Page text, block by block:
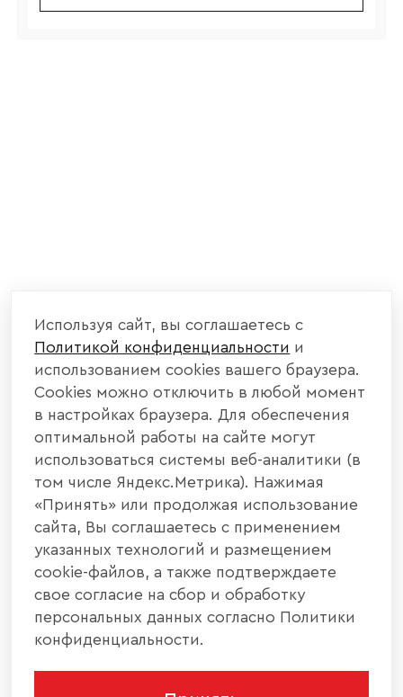
Используя сайт, вы соглашаетесь с
Политикой конфиденциальности и
использованием cookies вашего браузера.
Cookies можно отключить в любой момент
в настройках браузера. Для обеспечения
оптимальной работы на сайте могут
использоваться системы веб-аналитики (в
том числе Яндекс.Метрика). Нажимая
«Принять» или продолжая использование
сайта, Вы соглашаетесь с применением
указанных технологий и размещением
cookie-файлов, а также подтверждаете
свое согласие на сбор и обработку
персональных данных согласно Политики
конфиденциальности.